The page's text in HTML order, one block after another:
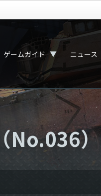
ゲームガイド ▼ ニュース
No.036）